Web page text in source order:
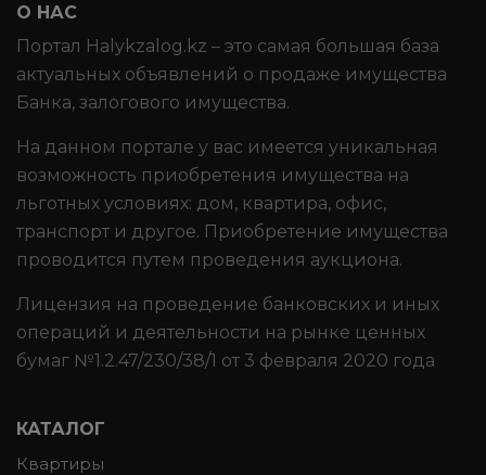
О НАС
Портал Halykzalog.kz – это самая большая база
актуальных объявлений о продаже имущества
Банка, залогового имущества.
На данном портале у вас имеется уникальная
возможность приобретения имущества на
льготных условиях: дом, квартира, офис,
транспорт и другое. Приобретение имущества
проводится путем проведения аукциона.
Лицензия на проведение банковских и иных
операций и деятельности на рынке ценных
бумаг №1.2.47/230/38/1 от 3 февраля 2020 года
КАТАЛОГ
Квартиры